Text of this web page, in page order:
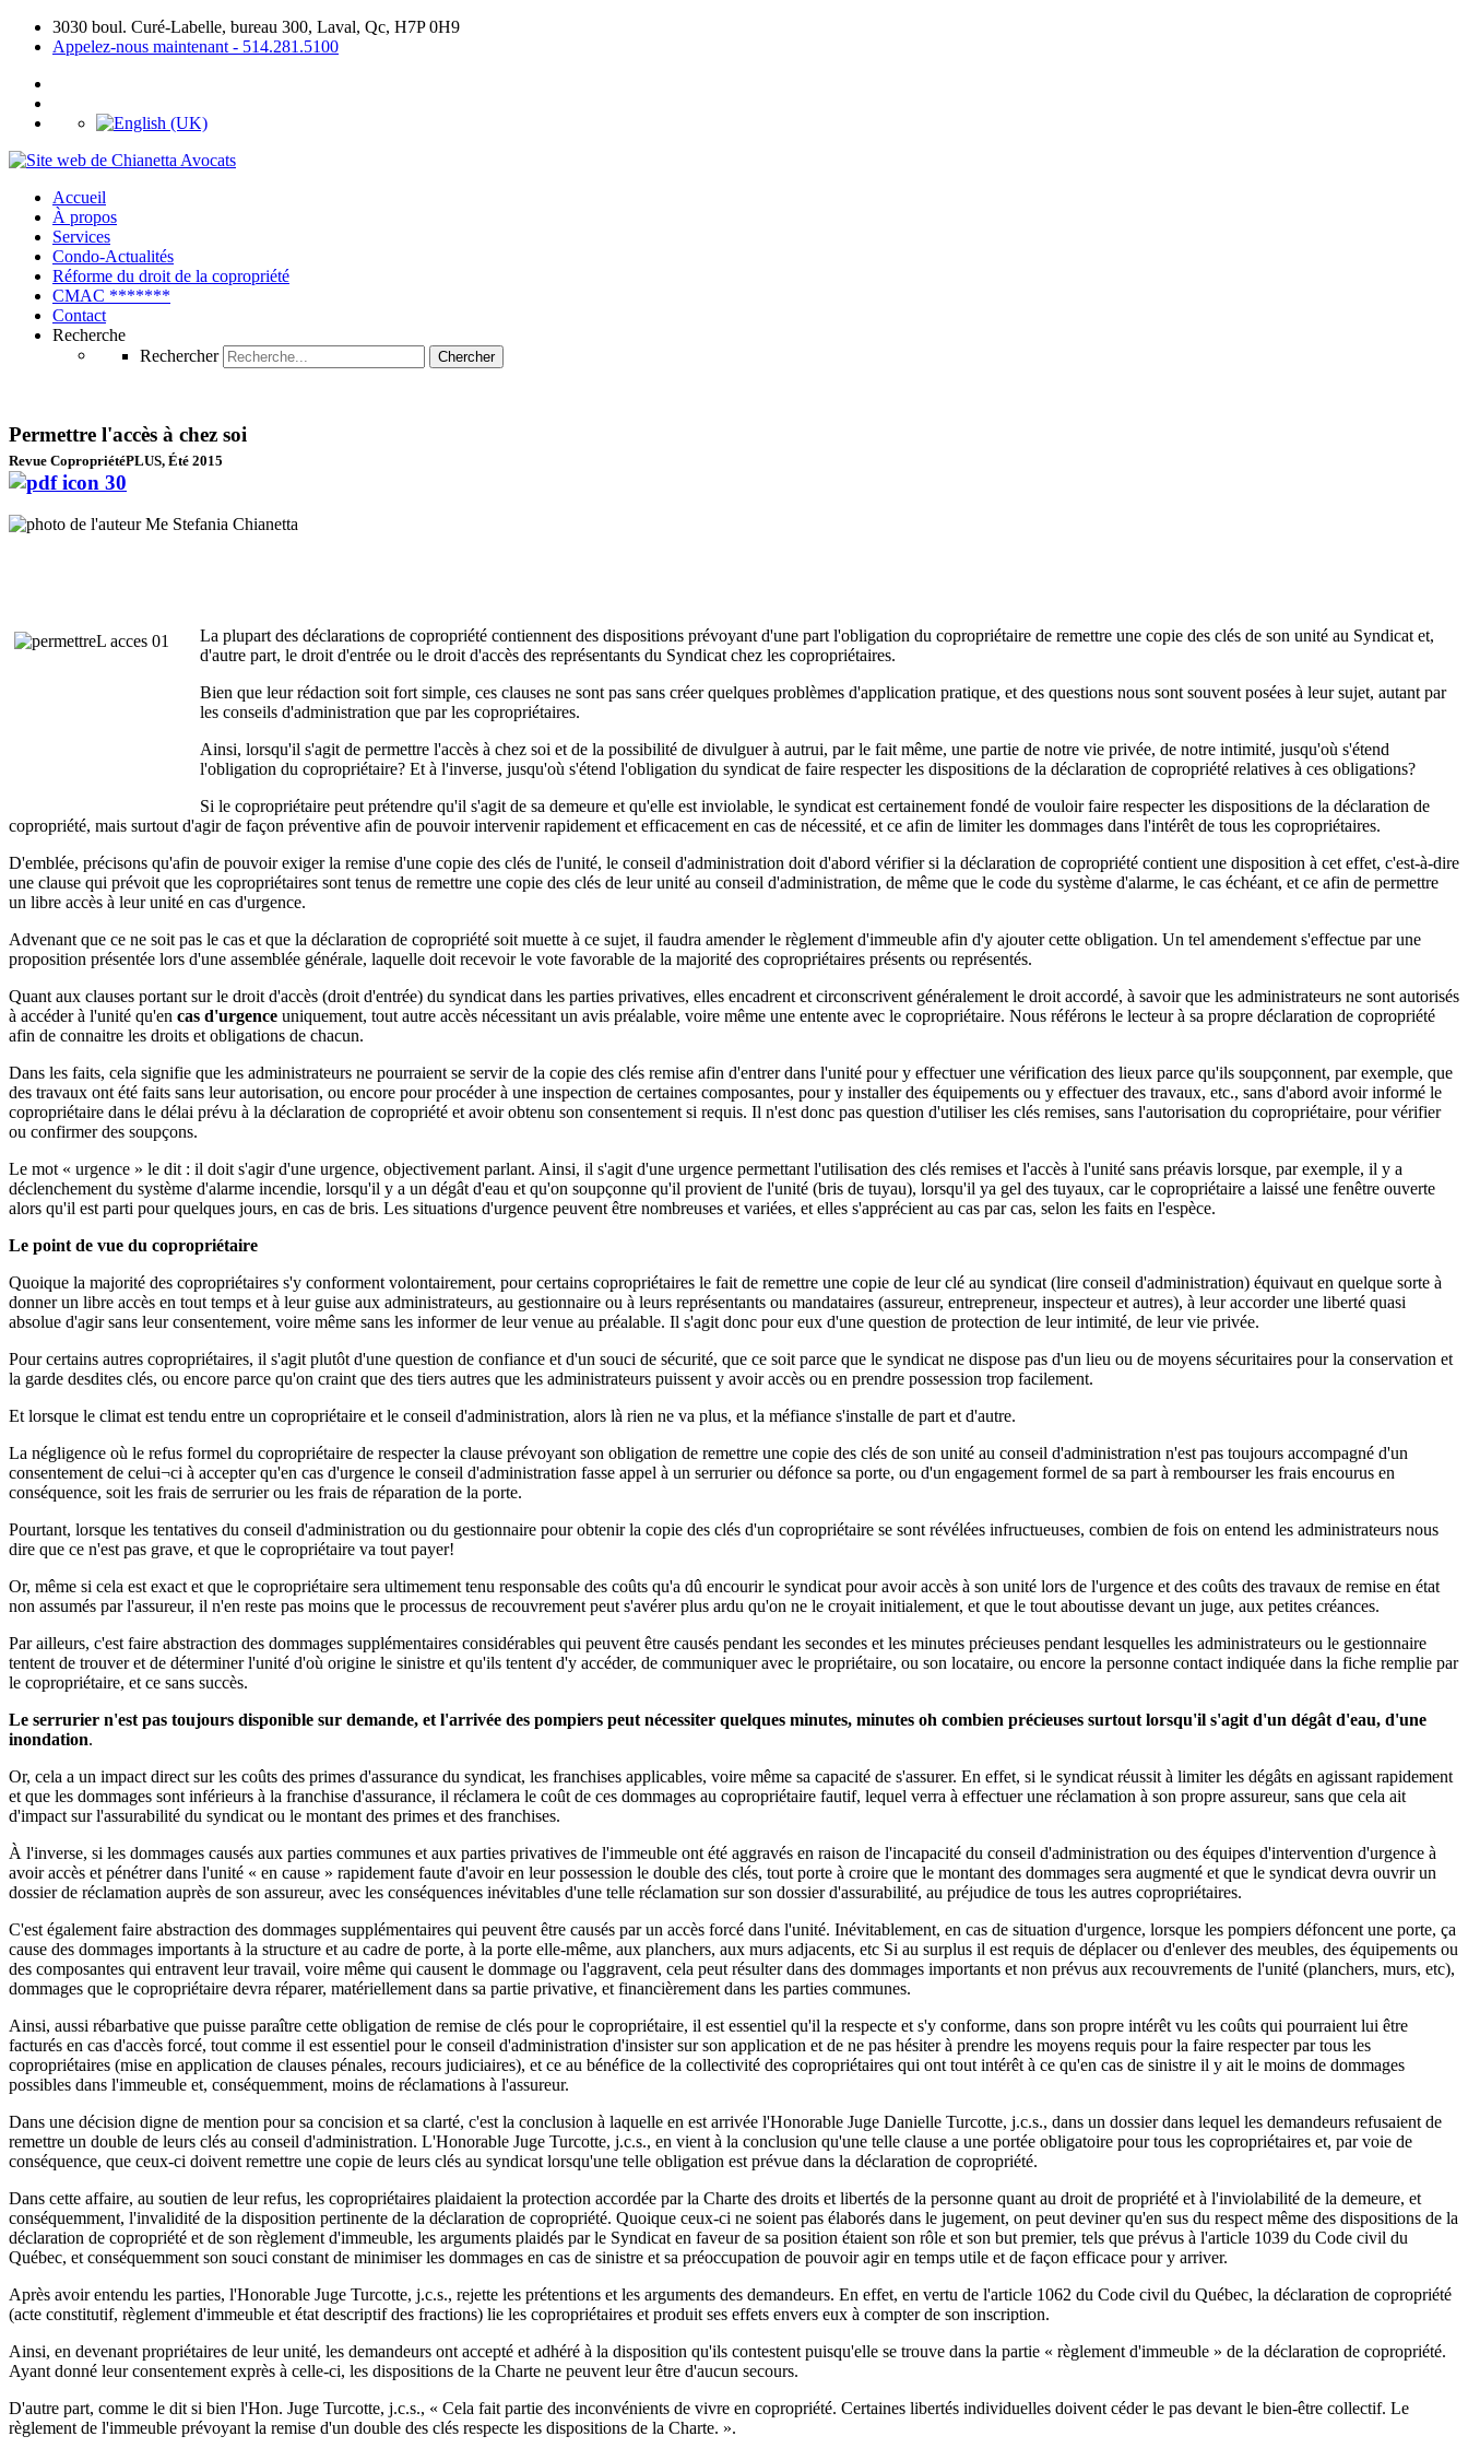
3030 boul. Curé-Labelle, bureau 300, Laval, Qc, H7P 0H9
Appelez-nous maintenant - 514.281.5100
Accueil
À propos
Services
Condo-Actualités
Réforme du droit de la copropriété
CMAC *******
Contact
Recherche
Rechercher
Chercher
Permettre l'accès à chez soi
Revue CopropriétéPLUS, Été 2015
La plupart des déclarations de copropriété contiennent des dispositions prévoyant d'une part l'obligation du copropriétaire de remettre une copie des clés de son unité au Syndicat et,
d'autre part, le droit d'entrée ou le droit d'accès des représentants du Syndicat chez les copropriétaires.
Bien que leur rédaction soit fort simple, ces clauses ne sont pas sans créer quelques problèmes d'application pratique, et des questions nous sont souvent posées à leur sujet, autant par
les conseils d'administration que par les copropriétaires.
Ainsi, lorsqu'il s'agit de permettre l'accès à chez soi et de la possibilité de divulguer à autrui, par le fait même, une partie de notre vie privée, de notre intimité, jusqu'où s'étend
l'obligation du copropriétaire? Et à l'inverse, jusqu'où s'étend l'obligation du syndicat de faire respecter les dispositions de la déclaration de copropriété relatives à ces obligations?
Si le copropriétaire peut prétendre qu'il s'agit de sa demeure et qu'elle est inviolable, le syndicat est certainement fondé de vouloir faire respecter les dispositions de la déclaration de
copropriété, mais surtout d'agir de façon préventive afin de pouvoir intervenir rapidement et efficacement en cas de nécessité, et ce afin de limiter les dommages dans l'intérêt de tous les copropriétaires.
D'emblée, précisons qu'afin de pouvoir exiger la remise d'une copie des clés de l'unité, le conseil d'administration doit d'abord vérifier si la déclaration de copropriété contient une disposition à cet effet, c'est-à-dire
une clause qui prévoit que les copropriétaires sont tenus de remettre une copie des clés de leur unité au conseil d'administration, de même que le code du système d'alarme, le cas échéant, et ce afin de permettre
un libre accès à leur unité en cas d'urgence.
Advenant que ce ne soit pas le cas et que la déclaration de copropriété soit muette à ce sujet, il faudra amender le règlement d'immeuble afin d'y ajouter cette obligation. Un tel amendement s'effectue par une
proposition présentée lors d'une assemblée générale, laquelle doit recevoir le vote favorable de la majorité des copropriétaires présents ou représentés.
Quant aux clauses portant sur le droit d'accès (droit d'entrée) du syndicat dans les parties privatives, elles encadrent et circonscrivent généralement le droit accordé, à savoir que les administrateurs ne sont autorisés
à accéder à l'unité qu'en cas d'urgence uniquement, tout autre accès nécessitant un avis préalable, voire même une entente avec le copropriétaire. Nous référons le lecteur à sa propre déclaration de copropriété
afin de connaitre les droits et obligations de chacun.
Dans les faits, cela signifie que les administrateurs ne pourraient se servir de la copie des clés remise afin d'entrer dans l'unité pour y effectuer une vérification des lieux parce qu'ils soupçonnent, par exemple, que
des travaux ont été faits sans leur autorisation, ou encore pour procéder à une inspection de certaines composantes, pour y installer des équipements ou y effectuer des travaux, etc., sans d'abord avoir informé le
copropriétaire dans le délai prévu à la déclaration de copropriété et avoir obtenu son consentement si requis. Il n'est donc pas question d'utiliser les clés remises, sans l'autorisation du copropriétaire, pour vérifier
ou confirmer des soupçons.
Le mot « urgence » le dit : il doit s'agir d'une urgence, objectivement parlant. Ainsi, il s'agit d'une urgence permettant l'utilisation des clés remises et l'accès à l'unité sans préavis lorsque, par exemple, il y a
déclenchement du système d'alarme incendie, lorsqu'il y a un dégât d'eau et qu'on soupçonne qu'il provient de l'unité (bris de tuyau), lorsqu'il ya gel des tuyaux, car le copropriétaire a laissé une fenêtre ouverte
alors qu'il est parti pour quelques jours, en cas de bris. Les situations d'urgence peuvent être nombreuses et variées, et elles s'apprécient au cas par cas, selon les faits en l'espèce.
Le point de vue du copropriétaire
Quoique la majorité des copropriétaires s'y conforment volontairement, pour certains copropriétaires le fait de remettre une copie de leur clé au syndicat (lire conseil d'administration) équivaut en quelque sorte à
donner un libre accès en tout temps et à leur guise aux administrateurs, au gestionnaire ou à leurs représentants ou mandataires (assureur, entrepreneur, inspecteur et autres), à leur accorder une liberté quasi
absolue d'agir sans leur consentement, voire même sans les informer de leur venue au préalable. Il s'agit donc pour eux d'une question de protection de leur intimité, de leur vie privée.
Pour certains autres copropriétaires, il s'agit plutôt d'une question de confiance et d'un souci de sécurité, que ce soit parce que le syndicat ne dispose pas d'un lieu ou de moyens sécuritaires pour la conservation et
la garde desdites clés, ou encore parce qu'on craint que des tiers autres que les administrateurs puissent y avoir accès ou en prendre possession trop facilement.
Et lorsque le climat est tendu entre un copropriétaire et le conseil d'administration, alors là rien ne va plus, et la méfiance s'installe de part et d'autre.
La négligence où le refus formel du copropriétaire de respecter la clause prévoyant son obligation de remettre une copie des clés de son unité au conseil d'administration n'est pas toujours accompagné d'un
consentement de celui¬ci à accepter qu'en cas d'urgence le conseil d'administration fasse appel à un serrurier ou défonce sa porte, ou d'un engagement formel de sa part à rembourser les frais encourus en
conséquence, soit les frais de serrurier ou les frais de réparation de la porte.
Pourtant, lorsque les tentatives du conseil d'administration ou du gestionnaire pour obtenir la copie des clés d'un copropriétaire se sont révélées infructueuses, combien de fois on entend les administrateurs nous
dire que ce n'est pas grave, et que le copropriétaire va tout payer!
Or, même si cela est exact et que le copropriétaire sera ultimement tenu responsable des coûts qu'a dû encourir le syndicat pour avoir accès à son unité lors de l'urgence et des coûts des travaux de remise en état
non assumés par l'assureur, il n'en reste pas moins que le processus de recouvrement peut s'avérer plus ardu qu'on ne le croyait initialement, et que le tout aboutisse devant un juge, aux petites créances.
Par ailleurs, c'est faire abstraction des dommages supplémentaires considérables qui peuvent être causés pendant les secondes et les minutes précieuses pendant lesquelles les administrateurs ou le gestionnaire
tentent de trouver et de déterminer l'unité d'où origine le sinistre et qu'ils tentent d'y accéder, de communiquer avec le propriétaire, ou son locataire, ou encore la personne contact indiquée dans la fiche remplie par
le copropriétaire, et ce sans succès.
Le serrurier n'est pas toujours disponible sur demande, et l'arrivée des pompiers peut nécessiter quelques minutes, minutes oh combien précieuses surtout lorsqu'il s'agit d'un dégât d'eau, d'une
inondation.
Or, cela a un impact direct sur les coûts des primes d'assurance du syndicat, les franchises applicables, voire même sa capacité de s'assurer. En effet, si le syndicat réussit à limiter les dégâts en agissant rapidement
et que les dommages sont inférieurs à la franchise d'assurance, il réclamera le coût de ces dommages au copropriétaire fautif, lequel verra à effectuer une réclamation à son propre assureur, sans que cela ait
d'impact sur l'assurabilité du syndicat ou le montant des primes et des franchises.
À l'inverse, si les dommages causés aux parties communes et aux parties privatives de l'immeuble ont été aggravés en raison de l'incapacité du conseil d'administration ou des équipes d'intervention d'urgence à
avoir accès et pénétrer dans l'unité « en cause » rapidement faute d'avoir en leur possession le double des clés, tout porte à croire que le montant des dommages sera augmenté et que le syndicat devra ouvrir un
dossier de réclamation auprès de son assureur, avec les conséquences inévitables d'une telle réclamation sur son dossier d'assurabilité, au préjudice de tous les autres copropriétaires.
C'est également faire abstraction des dommages supplémentaires qui peuvent être causés par un accès forcé dans l'unité. Inévitablement, en cas de situation d'urgence, lorsque les pompiers défoncent une porte, ça
cause des dommages importants à la structure et au cadre de porte, à la porte elle-même, aux planchers, aux murs adjacents, etc Si au surplus il est requis de déplacer ou d'enlever des meubles, des équipements ou
des composantes qui entravent leur travail, voire même qui causent le dommage ou l'aggravent, cela peut résulter dans des dommages importants et non prévus aux recouvrements de l'unité (planchers, murs, etc),
dommages que le copropriétaire devra réparer, matériellement dans sa partie privative, et financièrement dans les parties communes.
Ainsi, aussi rébarbative que puisse paraître cette obligation de remise de clés pour le copropriétaire, il est essentiel qu'il la respecte et s'y conforme, dans son propre intérêt vu les coûts qui pourraient lui être
facturés en cas d'accès forcé, tout comme il est essentiel pour le conseil d'administration d'insister sur son application et de ne pas hésiter à prendre les moyens requis pour la faire respecter par tous les
copropriétaires (mise en application de clauses pénales, recours judiciaires), et ce au bénéfice de la collectivité des copropriétaires qui ont tout intérêt à ce qu'en cas de sinistre il y ait le moins de dommages
possibles dans l'immeuble et, conséquemment, moins de réclamations à l'assureur.
Dans une décision digne de mention pour sa concision et sa clarté, c'est la conclusion à laquelle en est arrivée l'Honorable Juge Danielle Turcotte, j.c.s., dans un dossier dans lequel les demandeurs refusaient de
remettre un double de leurs clés au conseil d'administration. L'Honorable Juge Turcotte, j.c.s., en vient à la conclusion qu'une telle clause a une portée obligatoire pour tous les copropriétaires et, par voie de
conséquence, que ceux-ci doivent remettre une copie de leurs clés au syndicat lorsqu'une telle obligation est prévue dans la déclaration de copropriété.
Dans cette affaire, au soutien de leur refus, les copropriétaires plaidaient la protection accordée par la Charte des droits et libertés de la personne quant au droit de propriété et à l'inviolabilité de la demeure, et
conséquemment, l'invalidité de la disposition pertinente de la déclaration de copropriété. Quoique ceux-ci ne soient pas élaborés dans le jugement, on peut deviner qu'en sus du respect même des dispositions de la
déclaration de copropriété et de son règlement d'immeuble, les arguments plaidés par le Syndicat en faveur de sa position étaient son rôle et son but premier, tels que prévus à l'article 1039 du Code civil du
Québec, et conséquemment son souci constant de minimiser les dommages en cas de sinistre et sa préoccupation de pouvoir agir en temps utile et de façon efficace pour y arriver.
Après avoir entendu les parties, l'Honorable Juge Turcotte, j.c.s., rejette les prétentions et les arguments des demandeurs. En effet, en vertu de l'article 1062 du Code civil du Québec, la déclaration de copropriété
(acte constitutif, règlement d'immeuble et état descriptif des fractions) lie les copropriétaires et produit ses effets envers eux à compter de son inscription.
Ainsi, en devenant propriétaires de leur unité, les demandeurs ont accepté et adhéré à la disposition qu'ils contestent puisqu'elle se trouve dans la partie « règlement d'immeuble » de la déclaration de copropriété.
Ayant donné leur consentement exprès à celle-ci, les dispositions de la Charte ne peuvent leur être d'aucun secours.
D'autre part, comme le dit si bien l'Hon. Juge Turcotte, j.c.s., « Cela fait partie des inconvénients de vivre en copropriété. Certaines libertés individuelles doivent céder le pas devant le bien-être collectif. Le
règlement de l'immeuble prévoyant la remise d'un double des clés respecte les dispositions de la Charte. ».